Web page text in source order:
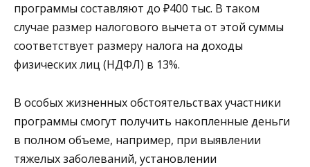
программы составляют до ₽400 тыс. В таком
случае размер налогового вычета от этой суммы
соответствует размеру налога на доходы
физических лиц (НДФЛ) в 13%.
В особых жизненных обстоятельствах участники
программы смогут получить накопленные деньги
в полном объеме, например, при выявлении
тяжелых заболеваний, установлении